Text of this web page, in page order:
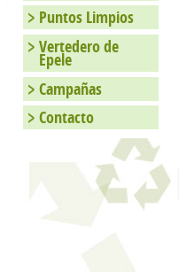
Puntos Limpios
Vertedero de
Epele
Campañas
Contacto